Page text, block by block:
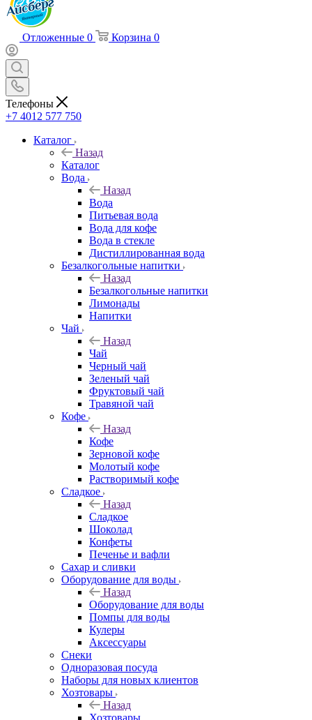
Отложенные 0 Корзина 0
Телефоны
+7 4012 577 750
Каталог
Назад
Каталог
Вода
Назад
Вода
Питьевая вода
Вода для кофе
Вода в стекле
Дистиллированная вода
Безалкогольные напитки
Назад
Безалкогольные напитки
Лимонады
Напитки
Чай
Назад
Чай
Черный чай
Зеленый чай
Фруктовый чай
Травяной чай
Кофе
Назад
Кофе
Зерновой кофе
Молотый кофе
Растворимый кофе
Сладкое
Назад
Сладкое
Шоколад
Конфеты
Печенье и вафли
Сахар и сливки
Оборудование для воды
Назад
Оборудование для воды
Помпы для воды
Кулеры
Аксессуары
Снеки
Одноразовая посуда
Наборы для новых клиентов
Хозтовары
Назад
Хозтовары